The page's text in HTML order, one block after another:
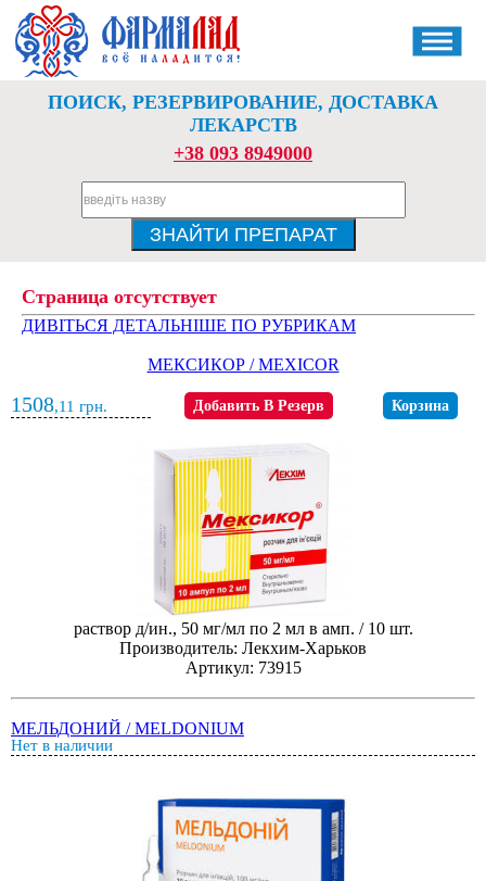
ПОИСК, РЕЗЕРВИРОВАНИЕ, ДОСТАВКА
ЛЕКАРСТВ
+38 093 8949000
Страница отсутствует
ДИВІТЬСЯ ДЕТАЛЬНІШЕ ПО РУБРИКАМ
МЕКСИКОР / MEXICOR
1508,11 грн. Добавить В Резерв Корзина
раствор д/ин., 50 мг/мл по 2 мл в амп. / 10 шт.
Производитель: Лекхим-Харьков
Артикул: 73915
МЕЛЬДОНИЙ / MELDONIUM
Нет в наличии